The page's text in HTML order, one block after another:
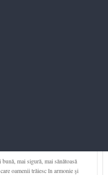
mai sigură, mai sănătoasă
oamenii trăiesc în armonie şi